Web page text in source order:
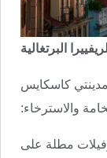
البرتغالية
مدينتي كاسكايس
والاسترخاء:
مطلة على